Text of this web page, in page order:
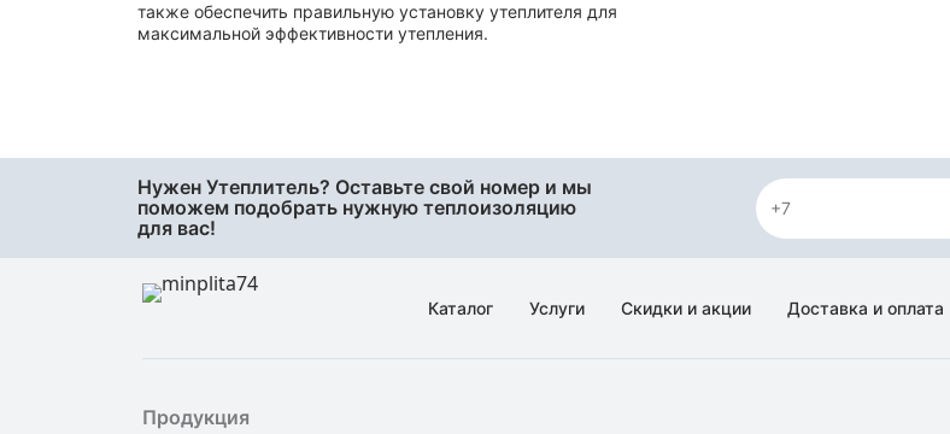
также обеспечить правильную установку утеплителя для
максимальной эффективности утепления.
Нужен Утеплитель? Оставьте свой номер и мы
поможем подобрать нужную теплоизоляцию
для вас!
Каталог Услуги Скидки и акции Доставка и оплата
Продукция